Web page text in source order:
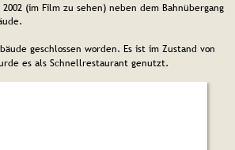
(im Film zu sehen) neben dem Bahnübergang
geschlossen worden. Es ist im Zustand von
es als Schnellrestaurant genutzt.